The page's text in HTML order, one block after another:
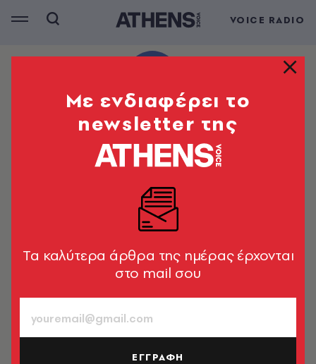
VOICE RADIO
Mε ενδιαφέρει το
newsletter της
Tα καλύτερα άρθρα της ημέρας έρχονται
στο mail σου
ΕΓΓΡΑΦΗ